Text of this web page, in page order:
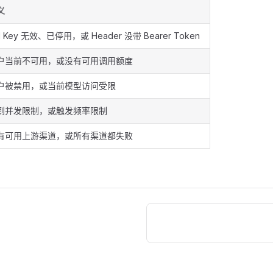
Key 无效、已停用，或 Header 没带 Bearer Token
当前不可用，或没有可用调用额度
被禁用，或当前模型访问受限
并发限制，或触发频率限制
可用上游渠道，或所有渠道都失败